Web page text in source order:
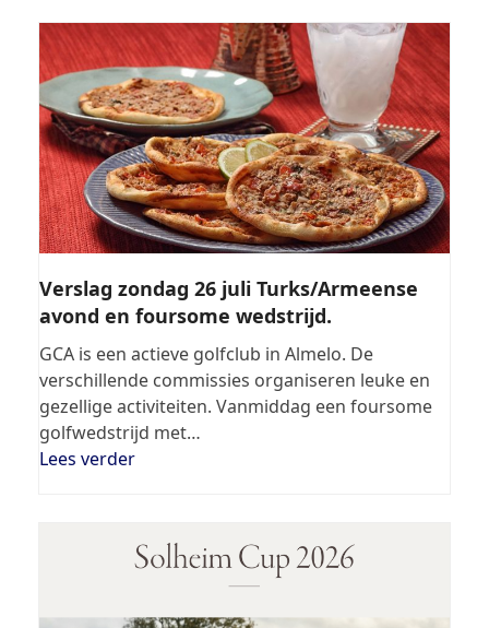
Verslag zondag 26 juli Turks/Armeense
avond en foursome wedstrijd.
GCA is een actieve golfclub in Almelo. De
verschillende commissies organiseren leuke en
gezellige activiteiten. Vanmiddag een foursome
golfwedstrijd met…
Lees verder